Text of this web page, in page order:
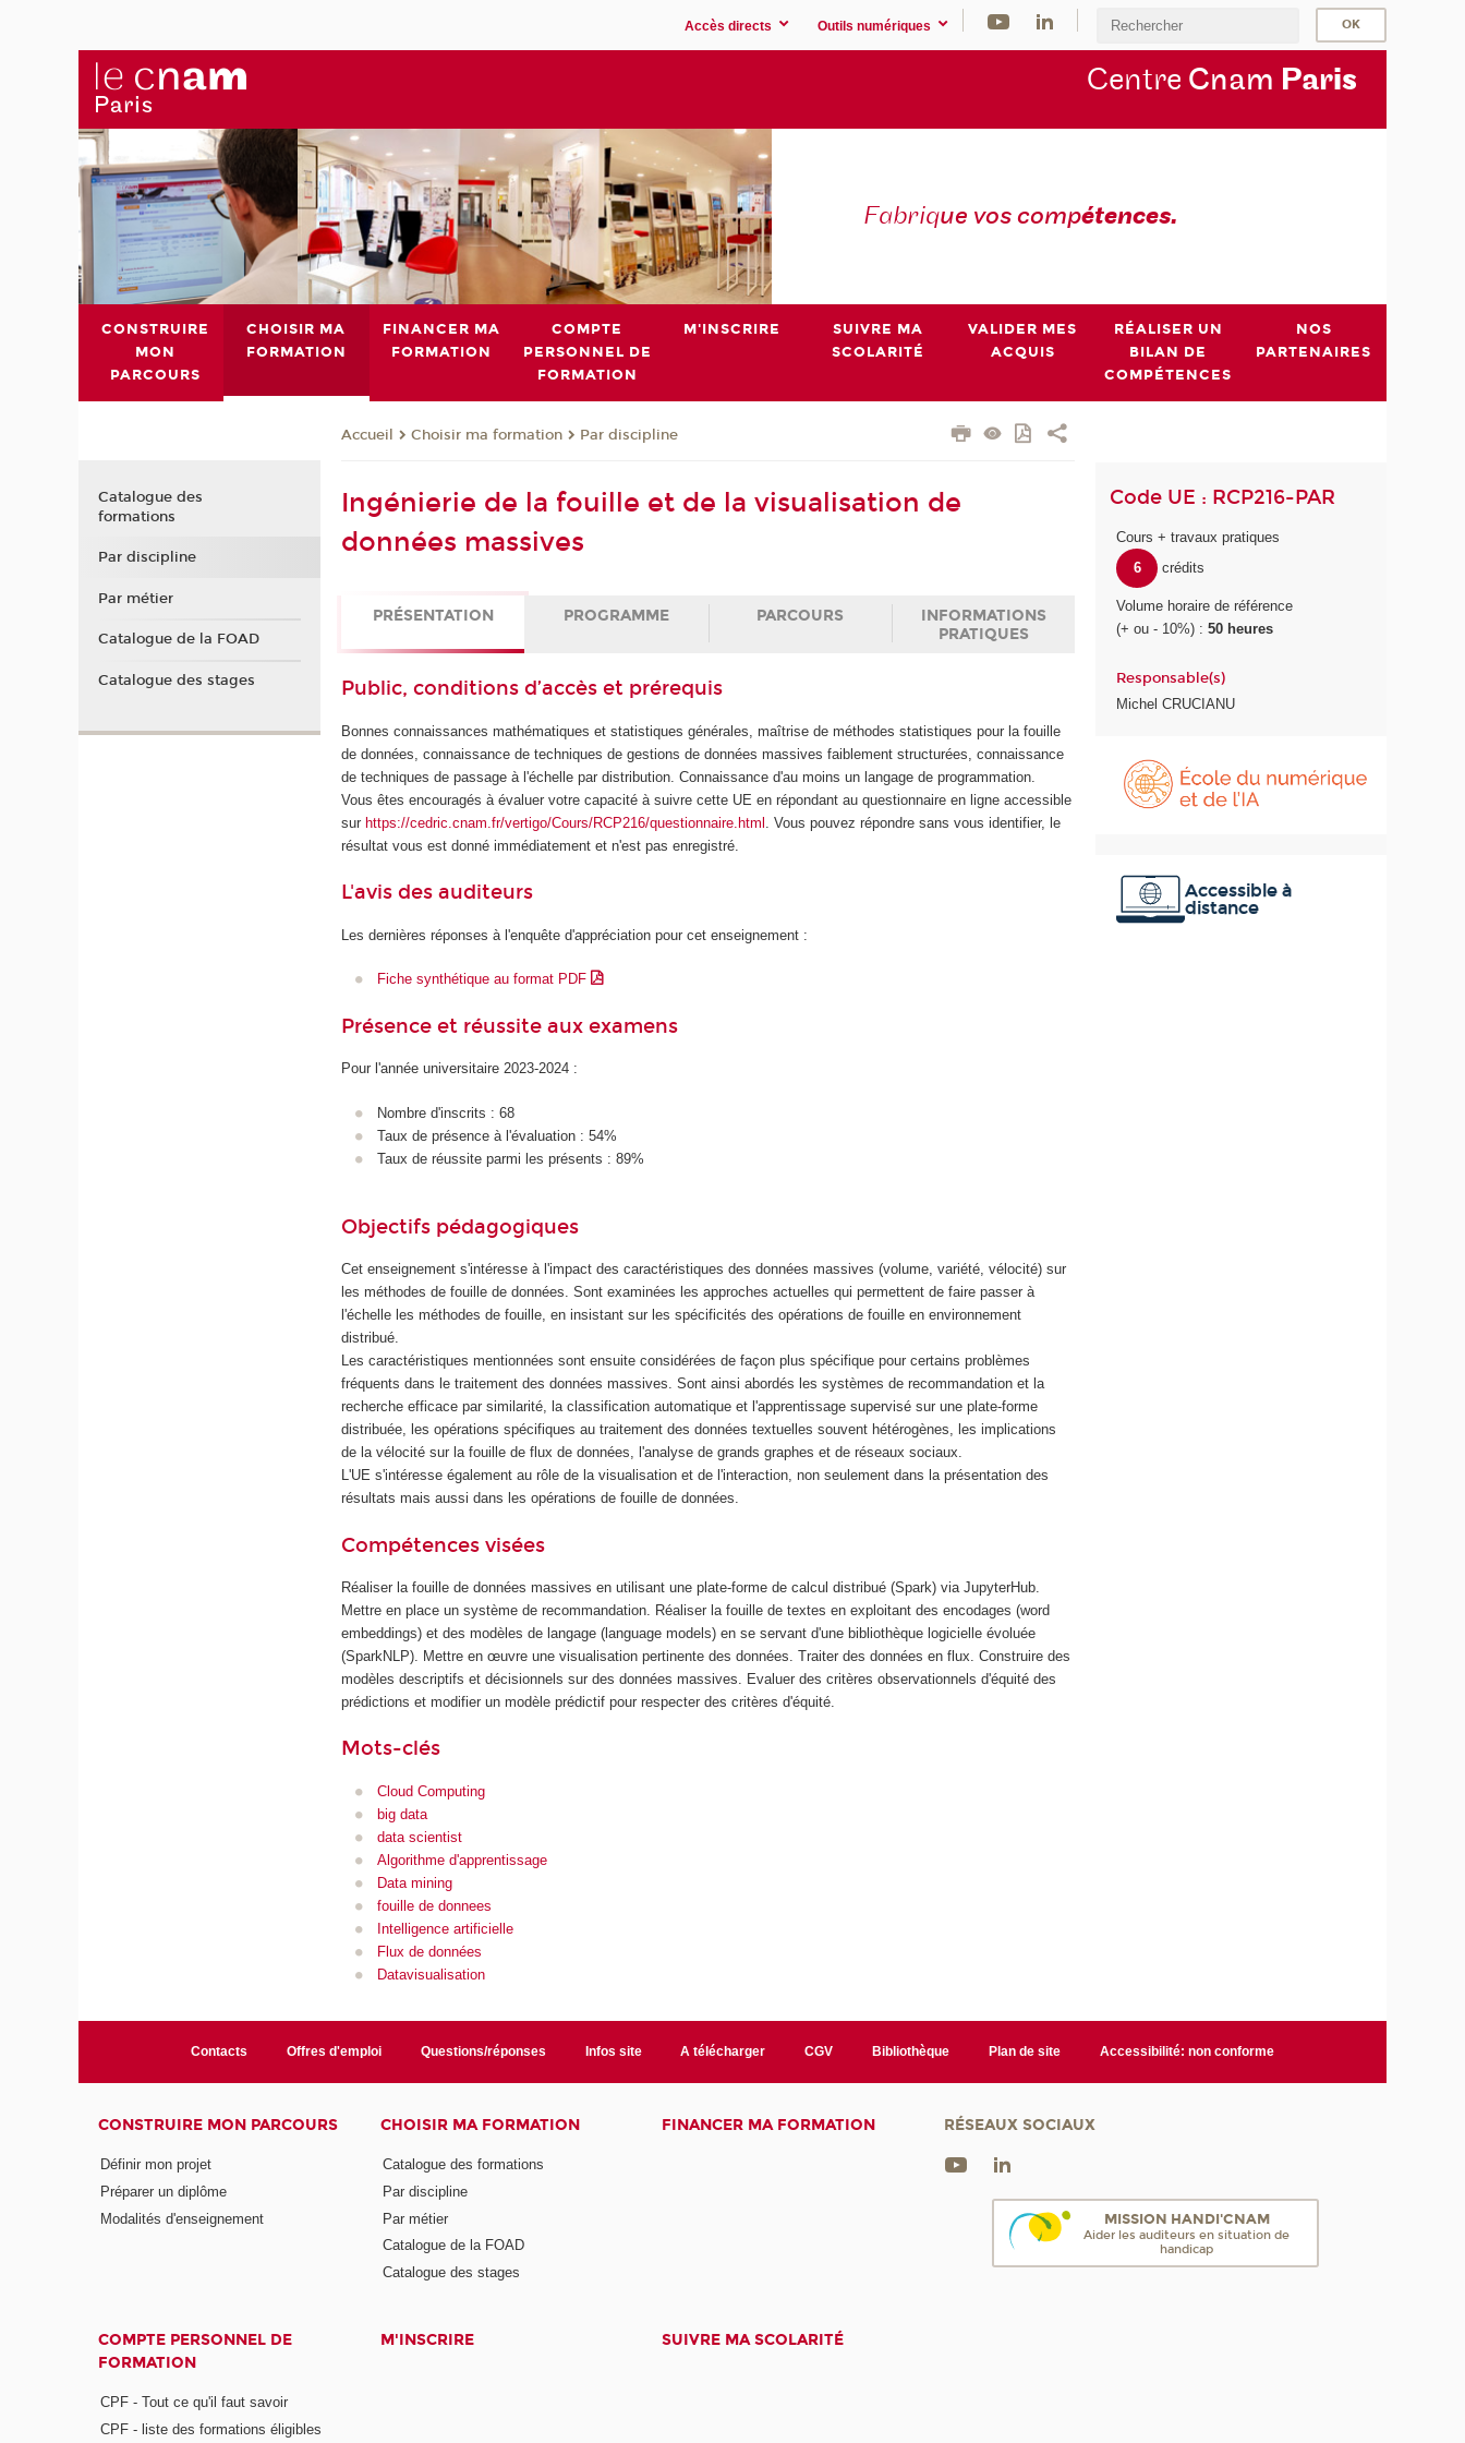
Accès directs Outils numériques
Centre Cnam Paris
Fabrique vos compétences.
CONSTRUIRE
MON
PARCOURS
CHOISIR MA
FORMATION
FINANCER MA
FORMATION
COMPTE
PERSONNEL DE
FORMATION
M'INSCRIRE
SUIVRE MA
SCOLARITÉ
VALIDER MES
ACQUIS
RÉALISER UN
BILAN DE
COMPÉTENCES
NOS
PARTENAIRES
Accueil Choisir ma formation Par discipline
Ingénierie de la fouille et de la visualisation de
données massives
PRÉSENTATION PROGRAMME PARCOURS
INFORMATIONS
PRATIQUES
Public, conditions d’accès et prérequis
Bonnes connaissances mathématiques et statistiques générales, maîtrise de méthodes statistiques pour la fouille
de données, connaissance de techniques de gestions de données massives faiblement structurées, connaissance
de techniques de passage à l'échelle par distribution. Connaissance d'au moins un langage de programmation.
Vous êtes encouragés à évaluer votre capacité à suivre cette UE en répondant au questionnaire en ligne accessible
sur https://cedric.cnam.fr/vertigo/Cours/RCP216/questionnaire.html
. Vous pouvez répondre sans vous identifier, le
résultat vous est donné immédiatement et n'est pas enregistré.
L'avis des auditeurs
Les dernières réponses à l'enquête d'appréciation pour cet enseignement :
Fiche synthétique au format PDF
Présence et réussite aux examens
Pour l'année universitaire 2023-2024 :
Nombre d'inscrits : 68
Taux de présence à l'évaluation : 54%
Taux de réussite parmi les présents : 89%
Objectifs pédagogiques
Cet enseignement s'intéresse à l'impact des caractéristiques des données massives (volume, variété, vélocité) sur
les méthodes de fouille de données. Sont examinées les approches actuelles qui permettent de faire passer à
l'échelle les méthodes de fouille, en insistant sur les spécificités des opérations de fouille en environnement
distribué.
Les caractéristiques mentionnées sont ensuite considérées de façon plus spécifique pour certains problèmes
fréquents dans le traitement des données massives. Sont ainsi abordés les systèmes de recommandation et la
recherche efficace par similarité, la classification automatique et l'apprentissage supervisé sur une plate-forme
distribuée, les opérations spécifiques au traitement des données textuelles souvent hétérogènes, les implications
de la vélocité sur la fouille de flux de données, l'analyse de grands graphes et de réseaux sociaux.
L'UE s'intéresse également au rôle de la visualisation et de l'interaction, non seulement dans la présentation des
résultats mais aussi dans les opérations de fouille de données.
Compétences visées
Réaliser la fouille de données massives en utilisant une plate-forme de calcul distribué (Spark) via JupyterHub.
Mettre en place un système de recommandation. Réaliser la fouille de textes en exploitant des encodages (word
embeddings) et des modèles de langage (language models) en se servant d'une bibliothèque logicielle évoluée
(SparkNLP). Mettre en œuvre une visualisation pertinente des données. Traiter des données en flux. Construire des
modèles descriptifs et décisionnels sur des données massives. Evaluer des critères observationnels d'équité des
prédictions et modifier un modèle prédictif pour respecter des critères d'équité.
Mots-clés
Cloud Computing
big data
data scientist
Algorithme d'apprentissage
Data mining
fouille de donnees
Intelligence artificielle
Flux de données
Datavisualisation
Code UE : RCP216-PAR
Cours + travaux pratiques
6
crédits
Volume horaire de référence
(+ ou - 10%) :50 heures
Responsable(s)
Michel CRUCIANU
Accessible à
distance
Catalogue des
formations
Par discipline
Par métier
Catalogue de la FOAD
Catalogue des stages
Contacts Offres d'emploi Questions/réponses Infos site A télécharger CGV Bibliothèque Plan de site Accessibilité: non conforme
CONSTRUIRE MON PARCOURS
Définir mon projet
Préparer un diplôme
Modalités d'enseignement
CHOISIR MA FORMATION
Catalogue des formations
Par discipline
Par métier
Catalogue de la FOAD
Catalogue des stages
FINANCER MA FORMATION
COMPTE PERSONNEL DE
FORMATION
CPF - Tout ce qu'il faut savoir
CPF - liste des formations éligibles
M'INSCRIRE SUIVRE MA SCOLARITÉ
RÉSEAUX SOCIAUX
MISSION HANDI'CNAM
Aider les auditeurs en situation de
handicap